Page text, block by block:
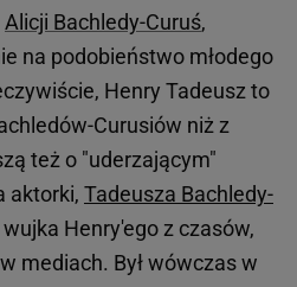
Alicji Bachledy-Curuś,
na podobieństwo młodego
Henry Tadeusz to
Curusiów niż z
też o "uderzającym"
aktorki, Tadeusza Bachledy-
Henry'ego z czasów,
mediach. Był wówczas w